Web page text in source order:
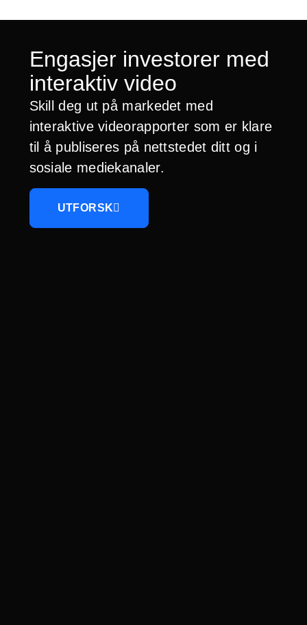
Engasjer investorer med
interaktiv video
Skill deg ut på markedet med
interaktive videorapporter som er klare
til å publiseres på nettstedet ditt og i
sosiale mediekanaler.
UTFORSK